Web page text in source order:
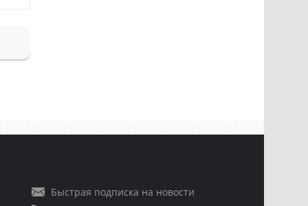
Быстрая подписка на новости